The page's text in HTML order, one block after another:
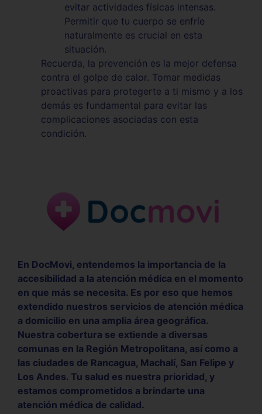
evitar actividades físicas intensas.
Permitir que tu cuerpo se enfríe
naturalmente es crucial en esta
situación.
Recuerda, la prevención es la mejor defensa
contra el golpe de calor. Tomar medidas
proactivas para protegerte a ti mismo y a los
demás es fundamental para evitar las
complicaciones asociadas con esta
condición.
En DocMovi, entendemos la importancia de la
accesibilidad a la atención médica en el momento
en que más se necesita. Es por eso que hemos
extendido nuestros servicios de atención médica
a domicilio en una amplia área geográfica.
Nuestra cobertura se extiende a diversas
comunas en la Región Metropolitana, así como a
las ciudades de Rancagua, Machalí, San Felipe y
Los Andes. Tu salud es nuestra prioridad, y
estamos comprometidos a brindarte una
atención médica de calidad.